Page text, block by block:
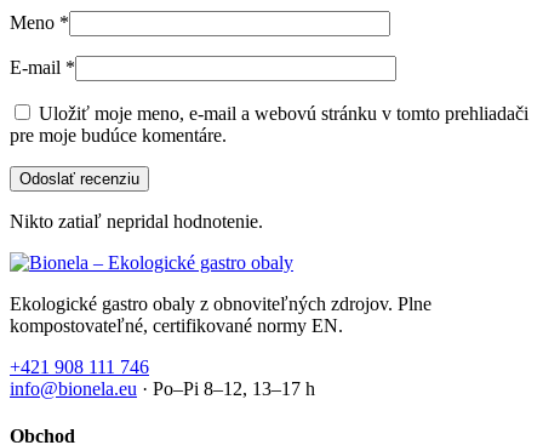
Meno *
E-mail *
Uložiť moje meno, e-mail a webovú stránku v tomto prehliadači
pre moje budúce komentáre.
Nikto zatiaľ nepridal hodnotenie.
Ekologické gastro obaly z obnoviteľných zdrojov. Plne
kompostovateľné, certifikované normy EN.
+421 908 111 746
info@bionela.eu · Po–Pi 8–12, 13–17 h
Obchod